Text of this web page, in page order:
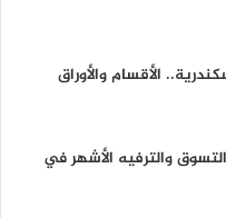
الأقسام والأوراق
والترفيه الأشهر في